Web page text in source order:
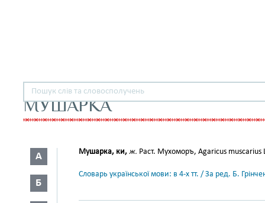
МУШАРКА
А
Б
Мушарка, ки, ж. Раст. Мухоморъ, Agaricus muscarius
Словарь української мови: в 4-х тт. / За ред. Б.